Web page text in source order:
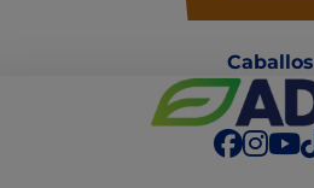
Caballos